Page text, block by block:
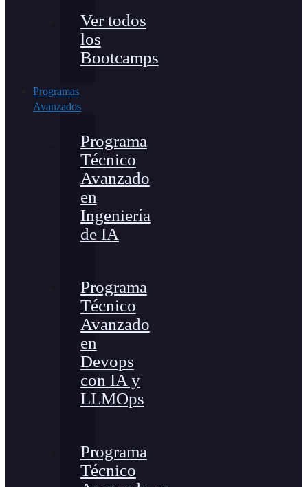
Ver todos
los
Bootcamps
Programas
Avanzados
Programa
Técnico
Avanzado
en
Ingeniería
de IA
Programa
Técnico
Avanzado
en
Devops
con IA y
LLMOps
Programa
Técnico